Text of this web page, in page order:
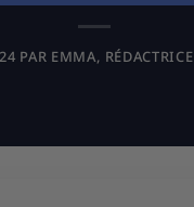
PAR EMMA,